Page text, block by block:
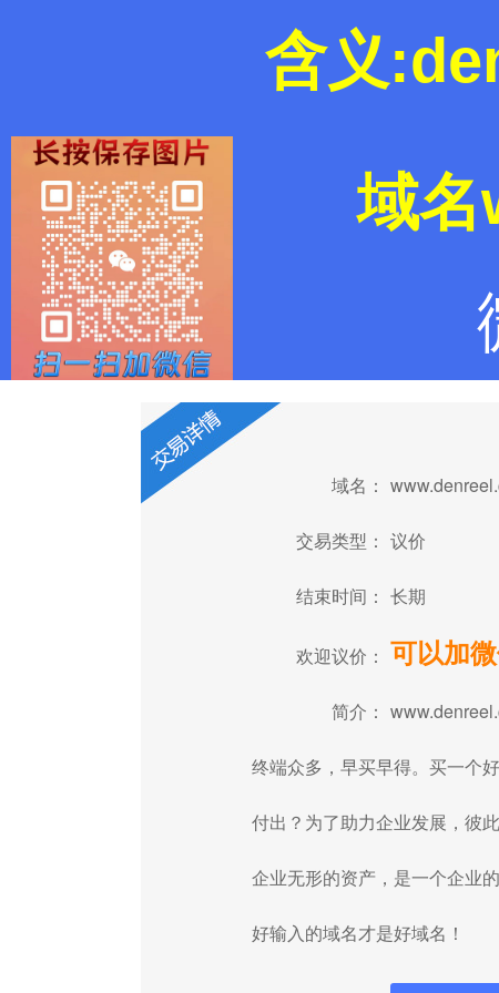
含义
域
域名：
交易类型： 议价
结束时间： 长期
欢迎议价： 可以加
简介：
终端众多，早买早得。买一个
付出？为了助力企业发展，彼
企业无形的资产，是一个企业
好输入的域名才是好域名！